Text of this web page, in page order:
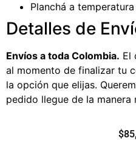
Planchá a
Detalles de
Envíos a toda Colombia. El
al momento de finalizar tu
la opción que elijas.
pedido llegue de la manera
$